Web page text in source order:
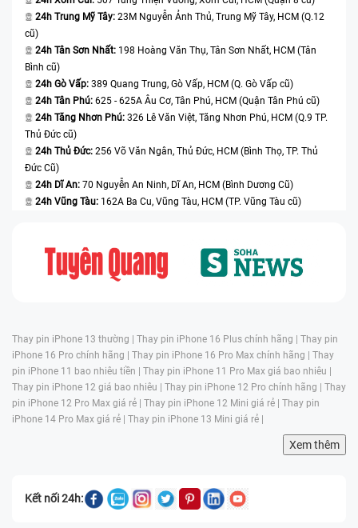
24h Trung Mỹ Tây: 23M Nguyễn Ảnh Thủ, Trung Mỹ Tây, HCM (Q.12
cũ)
24h Tân Sơn Nhất: 198 Hoàng Văn Thụ, Tân Sơn Nhất, HCM (Tân
Bình cũ)
24h Gò Vấp: 389 Quang Trung, Gò Vấp, HCM (Q. Gò Vấp cũ)
24h Tân Phú: 625 - 625A Âu Cơ, Tân Phú, HCM (Quận Tân Phú cũ)
24h Tăng Nhơn Phú: 326 Lê Văn Việt, Tăng Nhơn Phú, HCM (Q.9 TP.
Thủ Đức cũ)
24h Thủ Đức: 256 Võ Văn Ngân, Thủ Đức, HCM (Bình Thọ, TP. Thủ
Đức Cũ)
24h Dĩ An: 70 Nguyễn An Ninh, Dĩ An, HCM (Bình Dương Cũ)
24h Vũng Tàu: 162A Ba Cu, Vũng Tàu, HCM (TP. Vũng Tàu cũ)
Thay pin iPhone 13 thường | Thay pin iPhone 16 Plus chính hãng | Thay pin
iPhone 16 Pro chính hãng | Thay pin iPhone 16 Pro Max chính hãng | Thay
pin iPhone 11 bao nhiêu tiền | Thay pin iPhone 11 Pro Max giá bao nhiêu |
Thay pin iPhone 12 giá bao nhiêu | Thay pin iPhone 12 Pro chính hãng | Thay
pin iPhone 12 Pro Max giá rẻ | Thay pin iPhone 12 Mini giá rẻ | Thay pin
iPhone 14 Pro Max giá rẻ | Thay pin iPhone 13 Mini giá rẻ |
Xem thêm
Kết nối 24h: